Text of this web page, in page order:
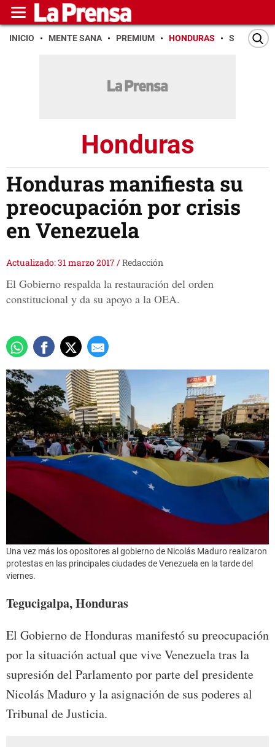
INICIO MENTE SANA PREMIUM HONDURAS SAN PEDRO
Honduras
Honduras manifiesta su
preocupación por crisis
en Venezuela
Actualizado: 31 marzo 2017/Redacción
El Gobierno respalda la restauración del orden
constitucional y da su apoyo a la OEA.
Una vez más los opositores al gobierno de Nicolás Maduro realizaron
protestas en las principales ciudades de Venezuela en la tarde del
viernes.
Tegucigalpa, Honduras
El Gobierno de Honduras manifestó su preocupación
por la situación actual que vive Venezuela tras la
supresión del Parlamento por parte del presidente
Nicolás Maduro y la asignación de sus poderes al
Tribunal de Justicia.